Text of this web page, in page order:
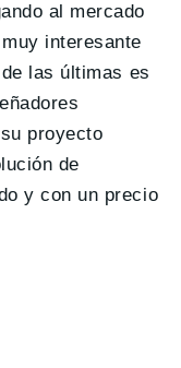
al mercado
interesante
las últimas es
proyecto
de
y con un precio